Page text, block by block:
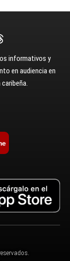
informativos y
en audiencia en